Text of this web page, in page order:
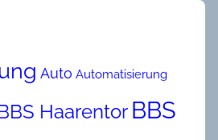
Auto Automatisierung
Haarentor BBS